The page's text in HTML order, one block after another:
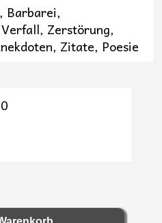
Barbarei,
Zerstörung,
Zitate, Poesie